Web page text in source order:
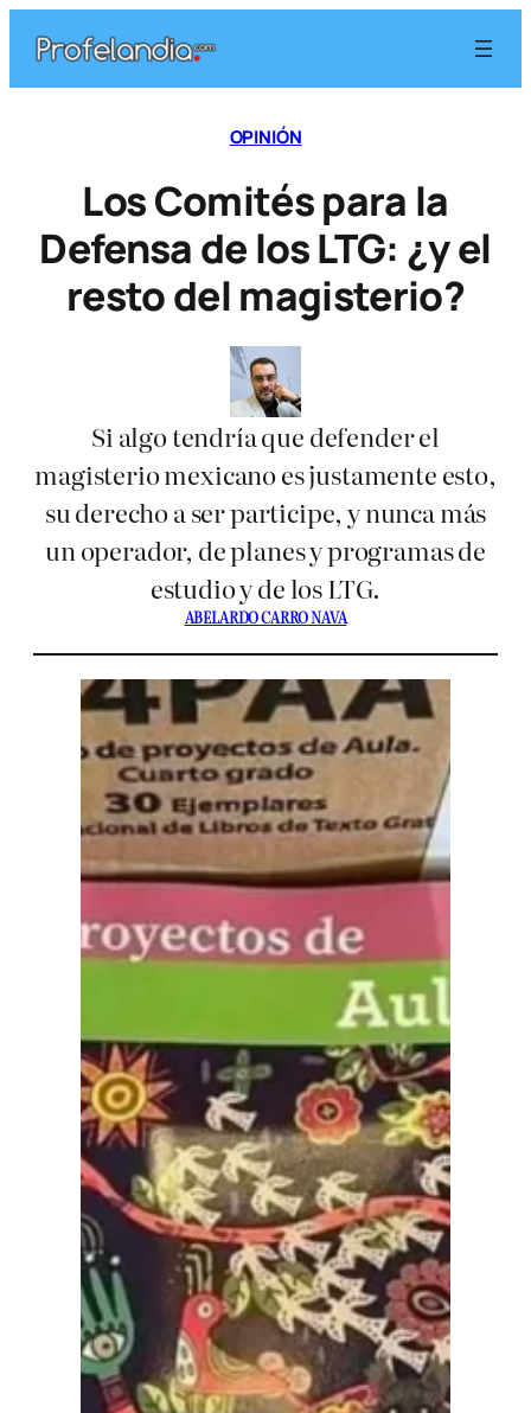
contenido
OPINIÓN
Los Comités para la
Defensa de los LTG: ¿y el
resto del magisterio?
Si algo tendría que defender el
magisterio mexicano es justamente esto,
su derecho a ser participe, y nunca más
un operador, de planes y programas de
estudio y de los LTG.
ABELARDO CARRO NAVA